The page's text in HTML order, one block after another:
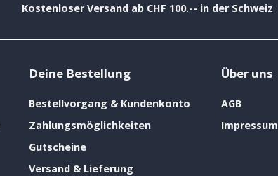
Kostenloser Versand ab CHF 100.-- in der Schweiz
Deine Bestellung
Bestellvorgang & Kundenkonto
Zahlungsmöglichkeiten
Gutscheine
Versand & Lieferung
Über uns
AGB
Impressum